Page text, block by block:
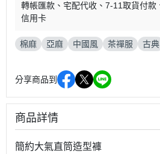
轉帳匯款
宅配代收 7-11取貨付款
信用卡
棉麻 亞麻 中國風 茶禪服 古典
分享商品到
商品詳情
簡約大氣直筒造型褲